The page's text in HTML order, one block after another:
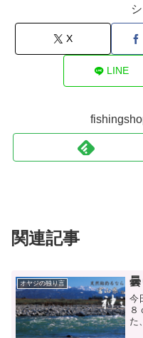
X
LINE
関連記事
オヤジの独り言 曇
今
８
た